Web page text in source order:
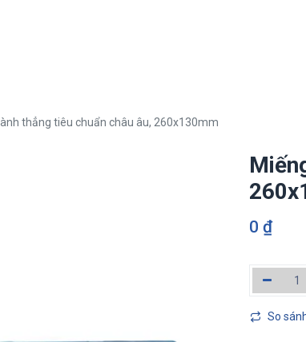
thẳng tiêu chuẩn châu âu, 260x130mm
0 ₫
So